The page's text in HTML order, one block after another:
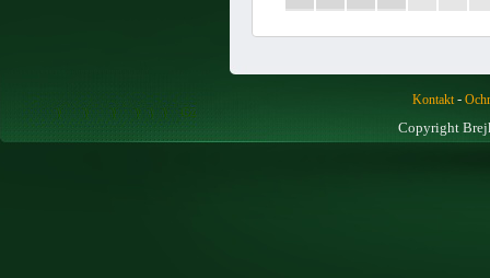
Kontakt-
Copyright